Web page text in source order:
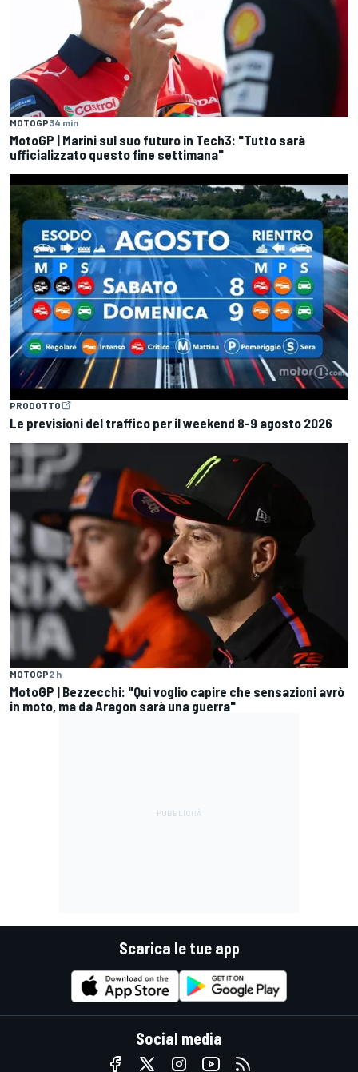
MOTOGP34 min
MotoGP | Marini sul suo futuro in Tech3: "Tutto sarà
ufficializzato questo fine settimana"
PRODOTTO
Le previsioni del traffico per il weekend 8-9 agosto 2026
MOTOGP2 h
MotoGP | Bezzecchi: "Qui voglio capire che sensazioni avrò
in moto, ma da Aragon sarà una guerra"
Scarica le tue app
Social media